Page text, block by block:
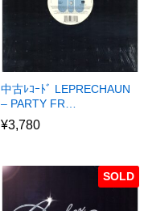
中古ﾚｺｰﾄﾞ LEPRECHAUN
– PARTY FR…
¥3,780
SOLD